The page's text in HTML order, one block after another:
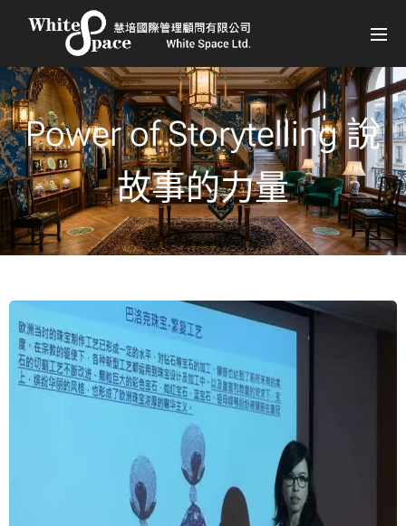
Power of Storytelling 說
故事的力量